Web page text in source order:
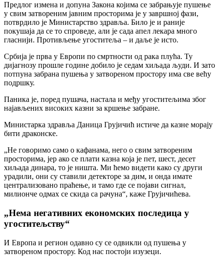
Предлог измена и допуна Закона којима се забрањује пушење
у свим затвореним јавним просторима је у завршној фази,
потврдило је Министарство здравља. Било је и раније
покушаја да се то спроведе, али је сада апел лекара много
гласнији. Противљење угоститеља – и даље је исто.
Србија је прва у Европи по смртности од рака плућа. Ту
дијагнозу прошле године добило је седам хиљада људи. И зато
потпуна забрана пушења у затвореном простору има све већу
подршку.
Паника је, поред пушача, настала и међу угоститељима због
најављених високих казни за кршење забране.
Министарка здравља Даница Грујичић истиче да казне морају
бити драконске.
„Не говоримо само о кафанама, него о свим затвореним
просторима, јер ако се плати казна која је пет, шест, десет
хиљада динара, то је ништа. Ми ћемо видети како су други
урадили, они су ставили детекторе за дим, и онда имате
централизовано праћење, и тамо где се појави сигнал,
милионче одмах се скида са рачуна“, каже Грујичићева.
„Нема негативних економских последица у
угоститељству“
И Европа и регион одавно су се одвикли од пушења у
затвореном простору. Код нас постоји изузеци.